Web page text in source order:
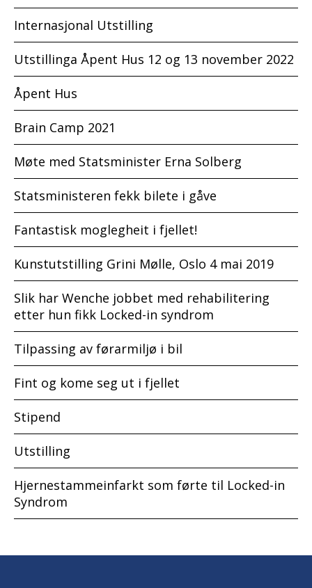
Internasjonal Utstilling
Utstillinga Åpent Hus 12 og 13 november 2022
Åpent Hus
Brain Camp 2021
Møte med Statsminister Erna Solberg
Statsministeren fekk bilete i gåve
Fantastisk moglegheit i fjellet!
Kunstutstilling Grini Mølle, Oslo 4 mai 2019
Slik har Wenche jobbet med rehabilitering
etter hun fikk Locked-in syndrom
Tilpassing av førarmiljø i bil
Fint og kome seg ut i fjellet
Stipend
Utstilling
Hjernestammeinfarkt som førte til Locked-in
Syndrom